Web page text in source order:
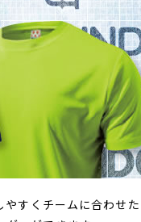
すくチームに合わせた